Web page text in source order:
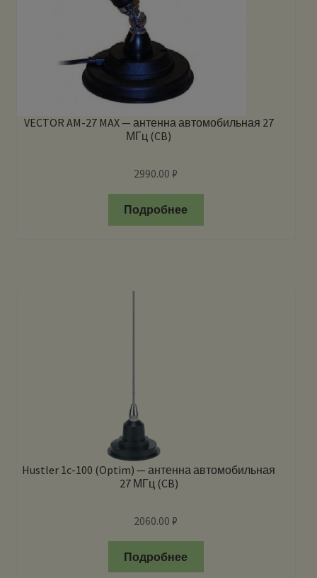
VECTOR AM-27 MAX — антенна автомобильная 27
МГц (CB)
2990.00₽
Подробнее
Hustler 1c-100 (Optim) — антенна автомобильная
27 МГц (CB)
2060.00₽
Подробнее